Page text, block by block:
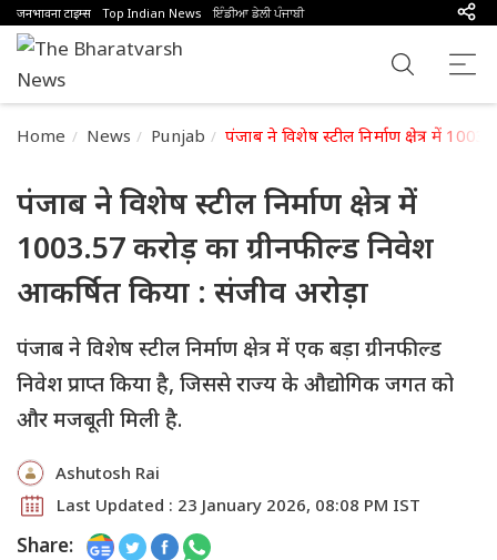
जनभावना टाइम्स Top Indian News ਇੰਡੀਆ ਡੇਲੀ ਪੰਜਾਬੀ
Home News Punjab पंजाब ने विशेष स्टील निर्माण क्षेत्र में
पंजाब ने विशेष स्टील निर्माण क्षेत्र में
1003.57 करोड़ का ग्रीनफील्ड निवेश
आकर्षित किया : संजीव अरोड़ा
पंजाब ने विशेष स्टील निर्माण क्षेत्र में एक बड़ा ग्रीनफील्ड
निवेश प्राप्त किया है, जिससे राज्य के औद्योगिक जगत को
और मजबूती मिली है.
Ashutosh Rai
Last Updated : 23 January 2026, 08:08 PM IST
Share: